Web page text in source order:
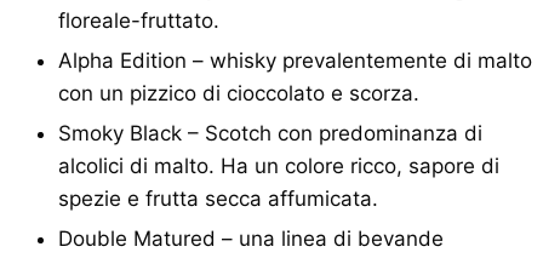
floreale-fruttato.
Alpha Edition – whisky prevalentemente di malto
con un pizzico di cioccolato e scorza.
Smoky Black – Scotch con predominanza di
alcolici di malto. Ha un colore ricco, sapore di
spezie e frutta secca affumicata.
Double Matured – una linea di bevande